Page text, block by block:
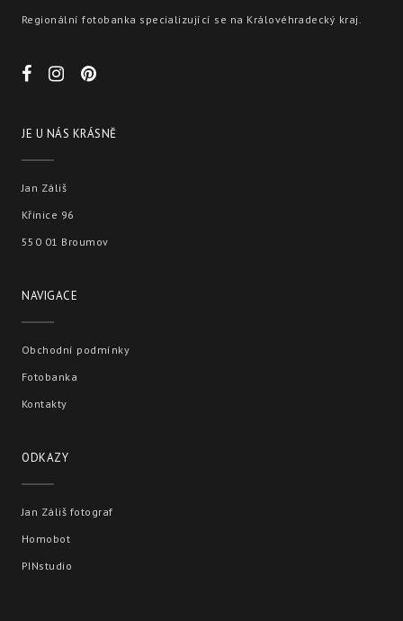
Regionální fotobanka specializující se na Královéhradecký kraj.
JE U NÁS KRÁSNĚ
Jan Záliš
Křinice 96
550 01 Broumov
NAVIGACE
Obchodní podmínky
Fotobanka
Kontakty
ODKAZY
Jan Záliš fotograf
Homobot
PINstudio